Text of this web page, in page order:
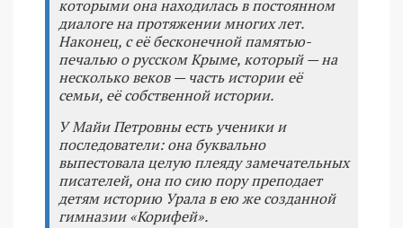
которыми она находилась в постоянном
диалоге на протяжении многих лет.
Наконец, с её бесконечной памятью-
печалью о русском Крыме, который — на
несколько веков — часть истории её
семьи, её собственной истории.
У Майи Петровны есть ученики и
последователи: она буквально
выпестовала целую плеяду замечательных
писателей, она по сию пору преподает
детям историю Урала в ею же созданной
гимназии «Корифей».